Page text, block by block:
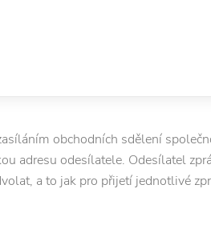
obchodních sdělení
adresu odesílatele. Odesílatel
a to jak pro přijetí jednotlivé